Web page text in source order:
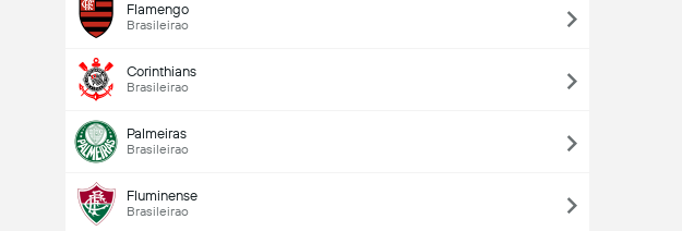
Flamengo
Brasileirao
Corinthians
Brasileirao
Palmeiras
Brasileirao
Fluminense
Brasileirao